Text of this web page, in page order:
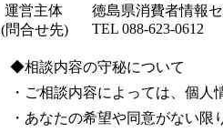
運営主体
徳島県消費者情報
(問合せ先)
TEL 088-623-0612
◆相談内容の守秘について
・ご相談内容によっては、個人
・あなたの希望や同意がない